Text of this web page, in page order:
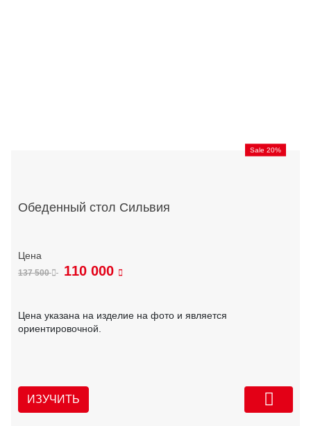
Sale 20%
Обеденный стол Сильвия
137 500 110 000
Цена указана на изделие на фото и является
ориентировочной.
ИЗУЧИТЬ